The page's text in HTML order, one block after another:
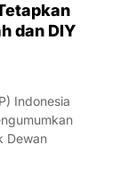
dan DIY
Indonesia
Dewan